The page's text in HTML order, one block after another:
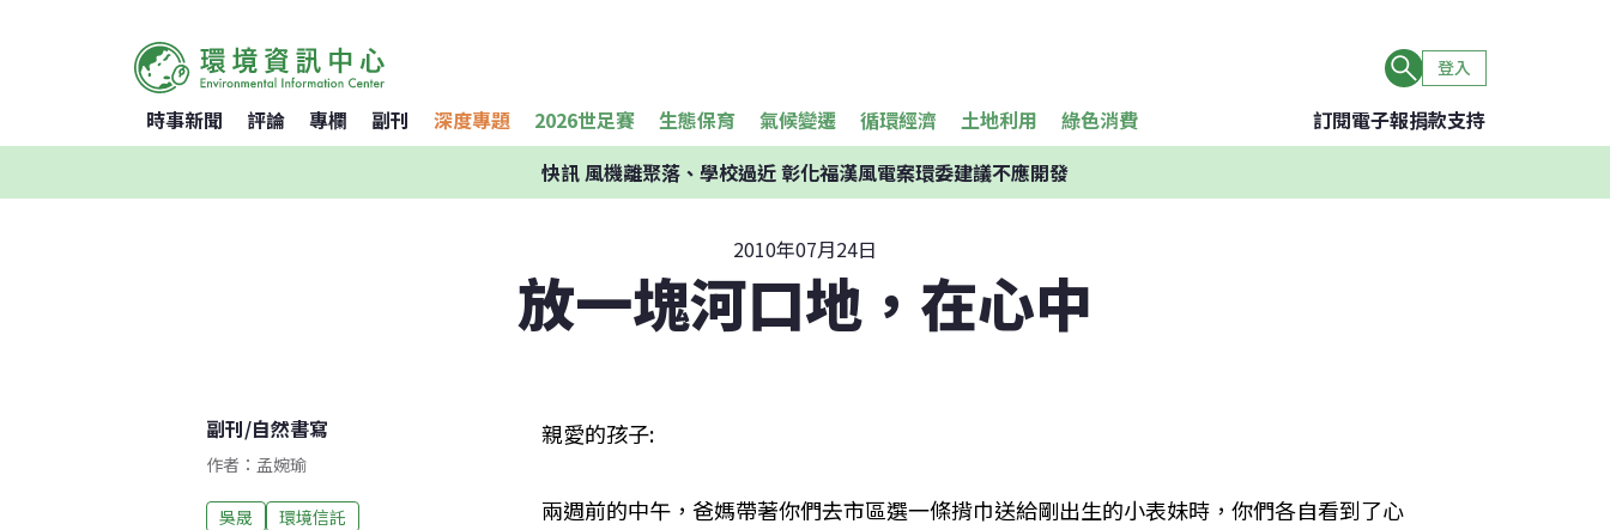
登入
時事新聞 評論 專欄 副刊 深度專題 2026世足賽 生態保育 氣候變遷 循環經濟 土地利用 綠色消費 訂閱電子報捐款支持
快訊風機離聚落、學校過近 彰化福漢風電案環委建議不應開發
2010年07月24日
放一塊河口地，在心中
副刊/自然書寫
作者：孟婉瑜
吳晟
環境信託
親愛的孩子:
兩週前的中午，爸媽帶著你們去市區選一條揹巾送給剛出生的小表妹時，你們各自看到了心